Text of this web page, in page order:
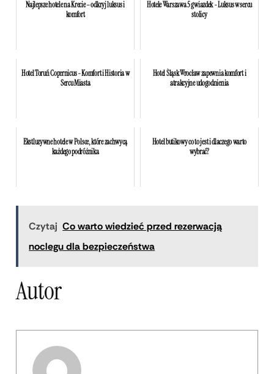
Najlepsze hotele na Krecie – odkryj luksus i
komfort
Hotele Warszawa 5 gwiazdek - Luksus w sercu
stolicy
Hotel Toruń Copernicus - Komfort i Historia w
Sercu Miasta
Hotel Śląsk Wrocław zapewnia komfort i
atrakcyjne udogodnienia
Ekstluzywne hotele w Polsce, które zachwycą
każdego podróżnika
Hotel butikowy co to jest i dlaczego warto
wybrać?
Czytaj Co warto wiedzieć przed rezerwacją
noclegu dla bezpieczeństwa
Autor